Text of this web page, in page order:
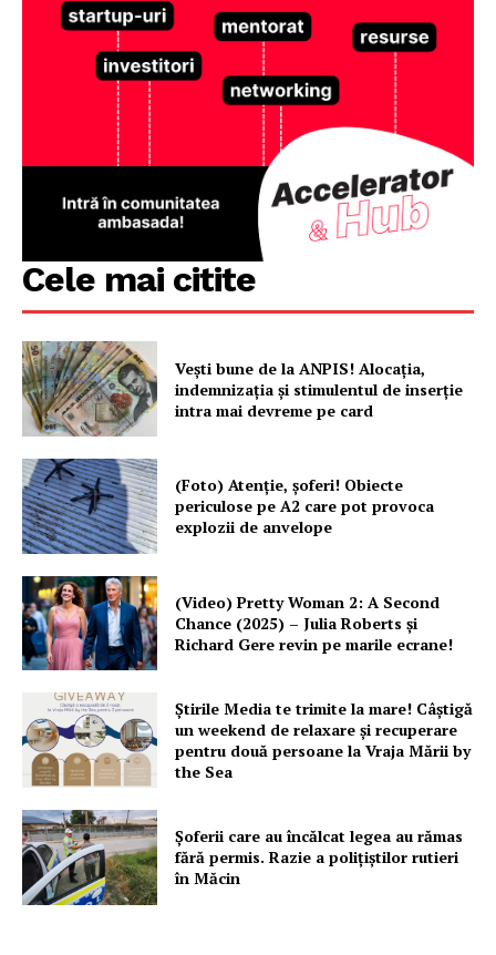
Cele mai citite
Vești bune de la ANPIS! Alocația,
indemnizația și stimulentul de inserție
intra mai devreme pe card
(Foto) Atenție, șoferi! Obiecte
periculose pe A2 care pot provoca
explozii de anvelope
(Video) Pretty Woman 2: A Second
Chance (2025) – Julia Roberts și
Richard Gere revin pe marile ecrane!
Știrile Media te trimite la mare! Câștigă
un weekend de relaxare și recuperare
pentru două persoane la Vraja Mării by
the Sea
Șoferii care au încălcat legea au rămas
fără permis. Razie a polițiștilor rutieri
în Măcin